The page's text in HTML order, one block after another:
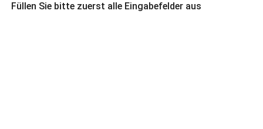
Füllen Sie bitte zuerst alle Eingabefelder aus